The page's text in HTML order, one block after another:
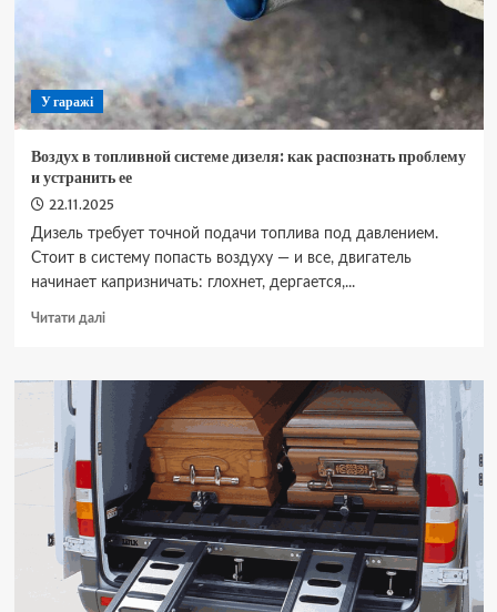
(фото)
У гаражі
Воздух в топливной системе дизеля: как распознать проблему
и устранить ее
22.11.2025
Дизель требует точной подачи топлива под давлением.
Стоит в систему попасть воздуху — и все, двигатель
начинает капризничать: глохнет, дергается,...
Читати даліДокладніше
в
системе
дизеля:
распознать
проблему
и
устранить
ее